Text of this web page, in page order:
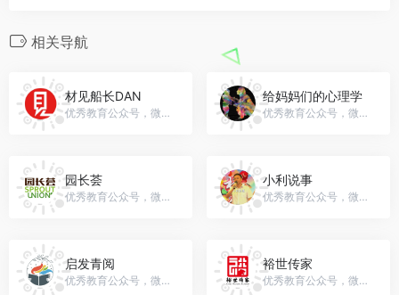
相关导航
材见船长DAN
优秀教育公众号，微信号：shcaijian1
给妈妈们的心理学
优秀教育公众号，微信号：gh_331be140fe0d
园长荟
优秀教育公众号，微信号：qmhlianmeng
小利说事
优秀教育公众号，微信号：xlss-1208
启发青阅
优秀教育公众号，微信号：gh_d25d0a358837
裕世传家
优秀教育公众号，微信号：yushichuanjia2022